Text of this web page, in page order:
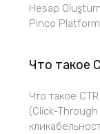
Hesap
Pinco
Что такое
Что такое
(Click-Through